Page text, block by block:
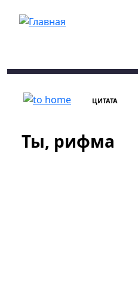
ЦИТАТА
Ты, рифма